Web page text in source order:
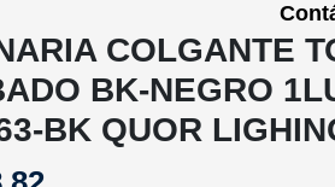
COLGANTE
BK-NEGRO
BK QUOR